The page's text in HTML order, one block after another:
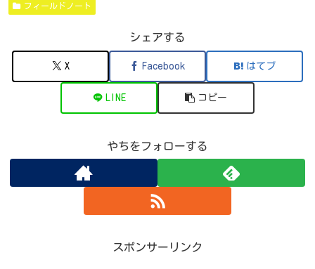
フィールドノート
シェアする
X Facebook はてブ
LINE コピー
やちをフォローする
スポンサーリンク